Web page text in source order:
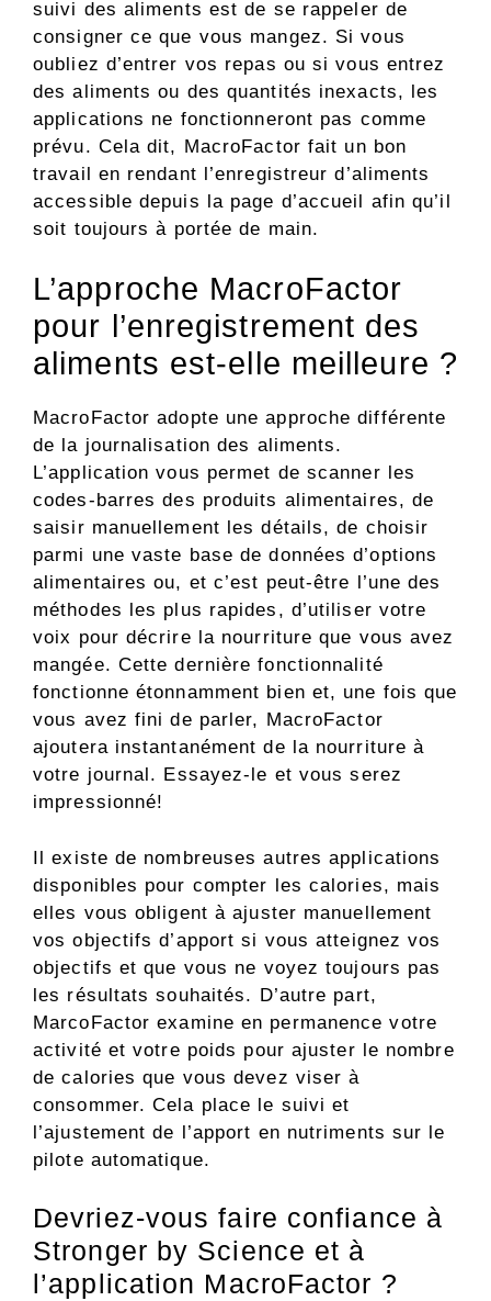
suivi des aliments est de se rappeler de
consigner ce que vous mangez. Si vous
oubliez d’entrer vos repas ou si vous entrez
des aliments ou des quantités inexacts, les
applications ne fonctionneront pas comme
prévu. Cela dit, MacroFactor fait un bon
travail en rendant l’enregistreur d’aliments
accessible depuis la page d’accueil afin qu’il
soit toujours à portée de main.
L’approche MacroFactor
pour l’enregistrement des
aliments est-elle meilleure ?
MacroFactor adopte une approche différente
de la journalisation des aliments.
L’application vous permet de scanner les
codes-barres des produits alimentaires, de
saisir manuellement les détails, de choisir
parmi une vaste base de données d’options
alimentaires ou, et c’est peut-être l’une des
méthodes les plus rapides, d’utiliser votre
voix pour décrire la nourriture que vous avez
mangée. Cette dernière fonctionnalité
fonctionne étonnamment bien et, une fois que
vous avez fini de parler, MacroFactor
ajoutera instantanément de la nourriture à
votre journal. Essayez-le et vous serez
impressionné!
Il existe de nombreuses autres applications
disponibles pour compter les calories, mais
elles vous obligent à ajuster manuellement
vos objectifs d’apport si vous atteignez vos
objectifs et que vous ne voyez toujours pas
les résultats souhaités. D’autre part,
MarcoFactor examine en permanence votre
activité et votre poids pour ajuster le nombre
de calories que vous devez viser à
consommer. Cela place le suivi et
l’ajustement de l’apport en nutriments sur le
pilote automatique.
Devriez-vous faire confiance à
Stronger by Science et à
l’application MacroFactor ?